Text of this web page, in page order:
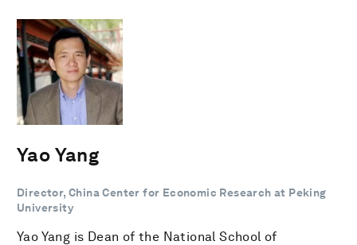
Yao Yang
Director, China Center for Economic Research at Peking
University
Yao Yang is Dean of the National School of